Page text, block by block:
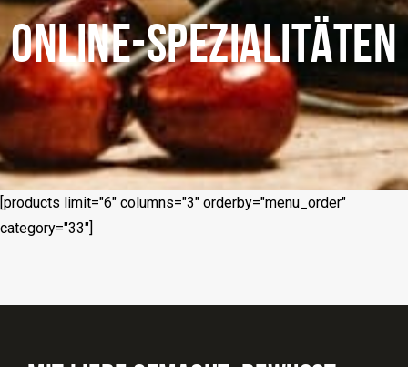
ONLINE-SPEZIALITÄTEN
[products limit="6" columns="3" orderby="menu_order"
category="33"]